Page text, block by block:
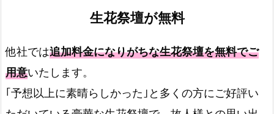
生花祭壇が無料
他社では追加料金になりがちな生花祭壇を無料でご
用意いたします。
｢予想以上に素晴らしかった｣と多くの方にご好評い